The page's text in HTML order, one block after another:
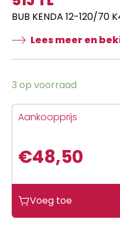
BUB KENDA 12-120/70
Lees meer en
3 op voorraad
Aankoopprijs
€48,50
BUB
12-
Voeg toe